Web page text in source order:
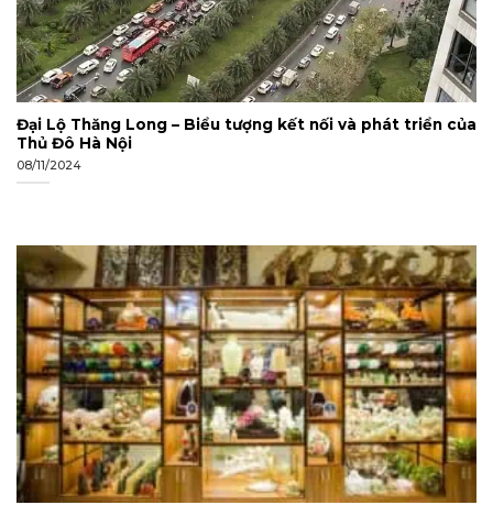
Đại Lộ Thăng Long – Biểu tượng kết nối và phát triển của
Thủ Đô Hà Nội
08/11/2024